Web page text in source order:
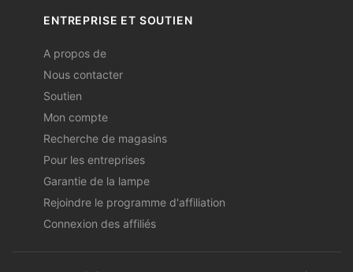
ENTREPRISE ET SOUTIEN
A propos de
Nous contacter
Soutien
Mon compte
Recherche de magasins
Pour les entreprises
Garantie de la lampe
Rejoindre le programme d'affiliation
Connexion des affiliés